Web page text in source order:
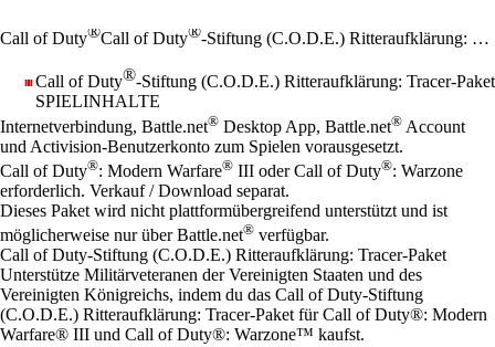
Call of Duty®Call of Duty®-Stiftung (C.O.D.E.) Ritteraufklärung: Tracer-Paket
Call of Duty®-Stiftung (C.O.D.E.) Ritteraufklärung: Tracer-Paket
SPIELINHALTE
Preis
Available actions
Internetverbindung, Battle.net® Desktop App, Battle.net® Account
und Activision-Benutzerkonto zum Spielen vorausgesetzt.
Call of Duty®: Modern Warfare® III oder Call of Duty®: Warzone
erforderlich. Verkauf / Download separat.
Dieses Paket wird nicht plattformübergreifend unterstützt und ist
möglicherweise nur über Battle.net® verfügbar.
Call of Duty-Stiftung (C.O.D.E.) Ritteraufklärung: Tracer-Paket
Unterstütze Militärveteranen der Vereinigten Staaten und des
Vereinigten Königreichs, indem du das Call of Duty-Stiftung
(C.O.D.E.) Ritteraufklärung: Tracer-Paket für Call of Duty®: Modern
Warfare® III und Call of Duty®: Warzone™ kaufst.